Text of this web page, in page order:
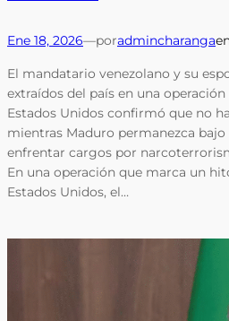
Ene 18, 2026—poradmincharanga
El mandatario venezolano y su
extraídos del país en una
Estados Unidos confirmó que no
mientras Maduro permanezca
enfrentar cargos por
En una operación que marca un
Estados Unidos, el…